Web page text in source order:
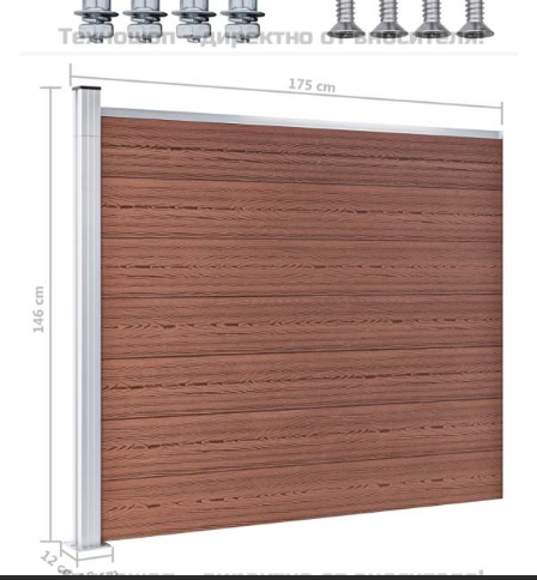
Дължина на крайната шина: 170 см
В)
Необходим е монтаж
Доставката съдържа:
7 x Дъска за ограда
1 x Стълб със стоманена основа
1 х Алуминиева крайна шина
Аксесоари за монтаж